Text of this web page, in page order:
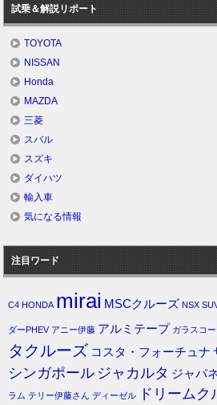
試乗＆解説リポート
TOYOTA
NISSAN
Honda
MAZDA
三菱
スバル
スズキ
ダイハツ
輸入車
気になる情報
注目ワード
C4 HONDA mirai MSCクルーズ NSX
ダーPHEV アニー伊藤 アルミテープ ガラスコ
タクルーズ コスタ・フォーチュナ
シンガポール ジャカルタ ジャパ
ラム テリー伊藤さん ディーゼル ドリームク